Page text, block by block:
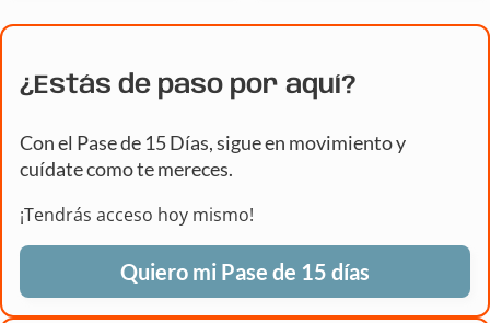
¿Estás de paso por aquí?
Con el Pase de 15 Días, sigue en movimiento y
cuídate como te mereces.
¡Tendrás acceso hoy mismo!
Quiero mi Pase de 15 días